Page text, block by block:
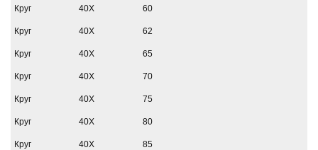
Круг 40Х 60
Круг 40Х 62
Круг 40Х 65
Круг 40Х 70
Круг 40Х 75
Круг 40Х 80
Круг 40Х 85